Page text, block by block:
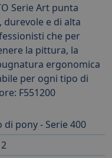
Serie Art punta
e di alta
che per
la pittura, la
ergonomica
per ogni tipo di
F551200
di pony - Serie 400